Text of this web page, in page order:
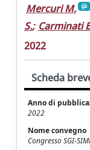
Mercuri M.
S.; Carminati
2022
Scheda
Anno di
2022
Nome convegno
Congresso SGI-